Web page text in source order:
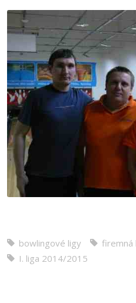
bowlingové ligy
firemná
I. liga 2014/2015